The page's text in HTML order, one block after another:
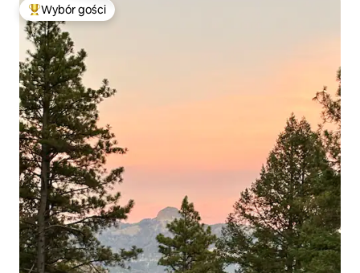
Najpopularniejsze z kategorii Wybór gości
Wybór gości